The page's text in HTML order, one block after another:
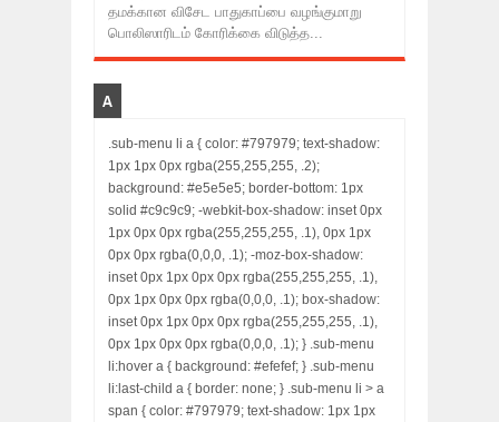
தமக்கான விசேட பாதுகாப்பை வழங்குமாறு
பொலிஸாரிடம் கோரிக்கை விடுத்த...
A
.sub-menu li a { color: #797979; text-shadow:
1px 1px 0px rgba(255,255,255, .2);
background: #e5e5e5; border-bottom: 1px
solid #c9c9c9; -webkit-box-shadow: inset 0px
1px 0px 0px rgba(255,255,255, .1), 0px 1px
0px 0px rgba(0,0,0, .1); -moz-box-shadow:
inset 0px 1px 0px 0px rgba(255,255,255, .1),
0px 1px 0px 0px rgba(0,0,0, .1); box-shadow:
inset 0px 1px 0px 0px rgba(255,255,255, .1),
0px 1px 0px 0px rgba(0,0,0, .1); } .sub-menu
li:hover a { background: #efefef; } .sub-menu
li:last-child a { border: none; } .sub-menu li > a
span { color: #797979; text-shadow: 1px 1px